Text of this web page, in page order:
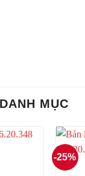
MỤC
-25%